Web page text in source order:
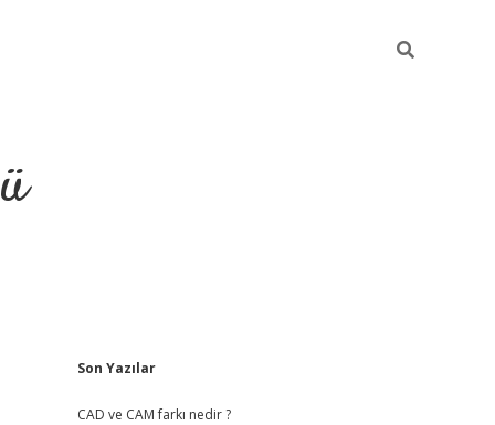
Sidebar
Son Yazılar
CAD ve CAM farkı nedir ?